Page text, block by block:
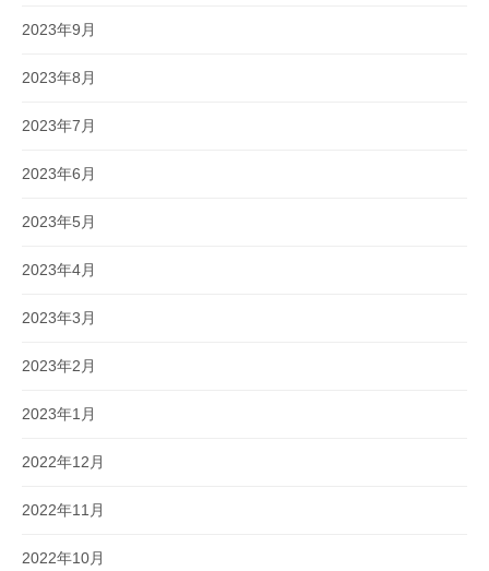
2023年9月
2023年8月
2023年7月
2023年6月
2023年5月
2023年4月
2023年3月
2023年2月
2023年1月
2022年12月
2022年11月
2022年10月